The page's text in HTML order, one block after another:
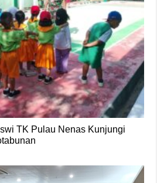
TK Pulau Nenas Kunjungi